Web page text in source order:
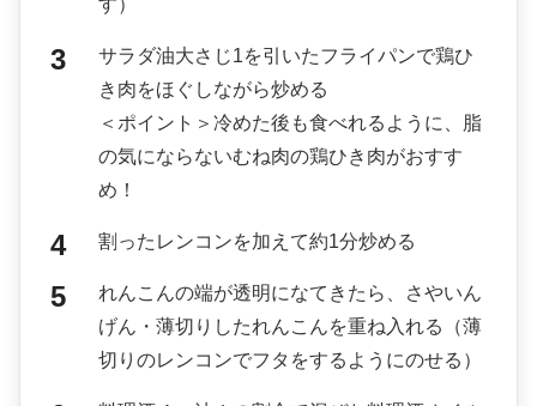
す）
サラダ油大さじ1を引いたフライパンで鶏ひ
き肉をほぐしながら炒める
＜ポイント＞冷めた後も食べれるように、脂
の気にならないむね肉の鶏ひき肉がおすす
め！
割ったレンコンを加えて約1分炒める
れんこんの端が透明になてきたら、さやいん
げん・薄切りしたれんこんを重ね入れる（薄
切りのレンコンでフタをするようにのせる）